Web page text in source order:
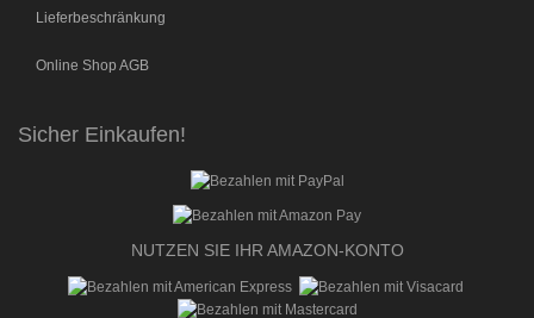
Lieferbeschränkung
Online Shop AGB
Sicher Einkaufen!
NUTZEN SIE IHR AMAZON-KONTO